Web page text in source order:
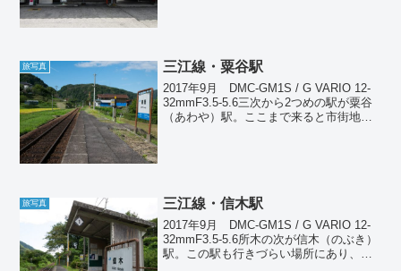
旅写真 三江線・粟谷駅
2017年9月 DMC-GM1S / G VARIO 12-
32mmF3.5-5.6三次から2つめの駅が粟谷
（あわや）駅。ここまで来ると市街地を
旅写真 三江線・信木駅
2017年9月 DMC-GM1S / G VARIO 12-
32mmF3.5-5.6所木の次が信木（のぶき）
駅。この駅も行きづらい場所にあり、県